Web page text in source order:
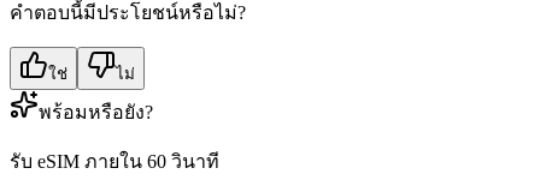
คำตอบนี้มีประโยชน์หรือไม่?
ใช่ ไม่
พร้อมหรือยัง?
รับ eSIM ภายใน 60 วินาที